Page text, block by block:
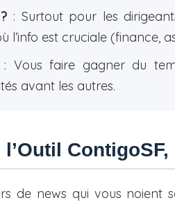
: Surtout pour les
l’info est cruciale (finance,
: Vous faire gagner du
avant les autres.
l’Outil
de news qui vous noient